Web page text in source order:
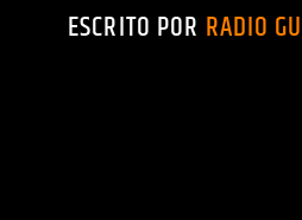
ESCRITO POR RADIO